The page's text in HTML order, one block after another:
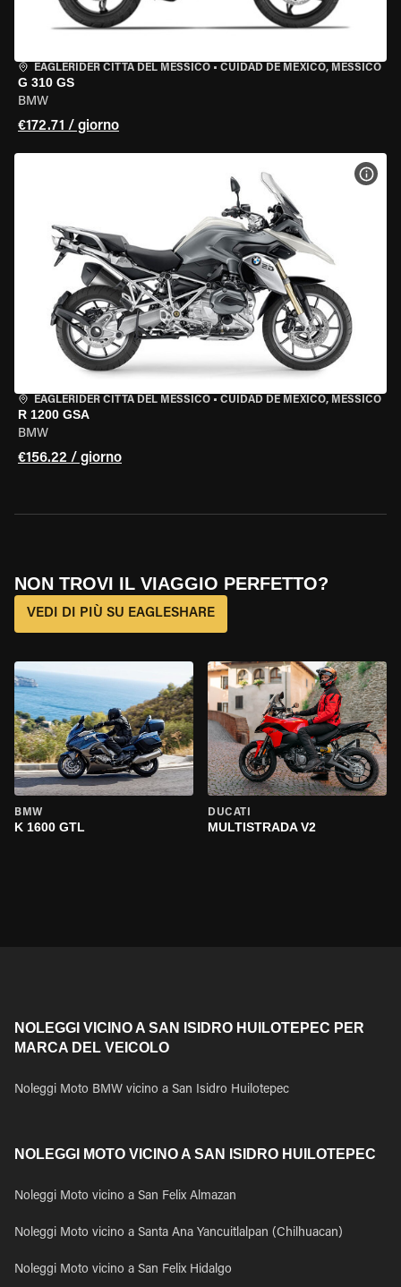
EAGLERIDER CITTÀ DEL MESSICO • CUIDAD DE MEXICO, MESSICO
G 310 GS
BMW
€172.71 / giorno
EAGLERIDER CITTÀ DEL MESSICO • CUIDAD DE MEXICO, MESSICO
R 1200 GSA
BMW
€156.22 / giorno
NON TROVI IL VIAGGIO PERFETTO?
VEDI DI PIÙ SU EAGLESHARE
BMW
K 1600 GTL
DUCATI
MULTISTRADA V2
NOLEGGI VICINO A SAN ISIDRO HUILOTEPEC PER
MARCA DEL VEICOLO
Noleggi Moto BMW vicino a San Isidro Huilotepec
NOLEGGI MOTO VICINO A SAN ISIDRO HUILOTEPEC
Noleggi Moto vicino a San Felix Almazan
Noleggi Moto vicino a Santa Ana Yancuitlalpan (Chilhuacan)
Noleggi Moto vicino a San Felix Hidalgo